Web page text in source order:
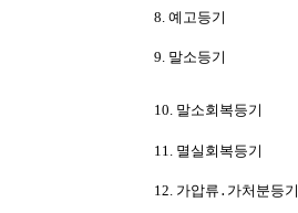
8. 예고등기
9. 말소등기
10. 말소회복등기
11. 멸실회복등기
12. 가압류․가처분등기